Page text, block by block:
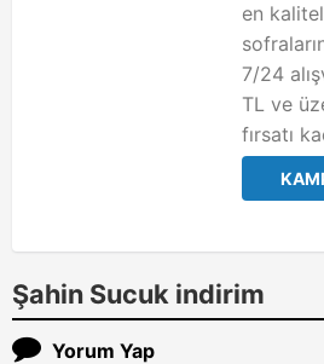
en
7/24
TL ve
fırsatı
Şahin Sucuk indirim
Yorum Yap